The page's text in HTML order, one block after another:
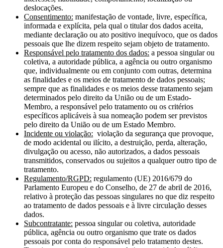
deslocações.
Consentimento: manifestação de vontade, livre, específica,
informada e explícita, pela qual o titular dos dados aceita,
mediante declaração ou ato positivo inequívoco, que os dados
pessoais que lhe dizem respeito sejam objeto de tratamento.
Responsável pelo tratamento dos dados: a pessoa singular ou
coletiva, a autoridade pública, a agência ou outro organismo
que, individualmente ou em conjunto com outras, determina
as finalidades e os meios de tratamento de dados pessoais;
sempre que as finalidades e os meios desse tratamento sejam
determinados pelo direito da União ou de um Estado-
Membro, a responsável pelo tratamento ou os critérios
específicos aplicáveis à sua nomeação podem ser previstos
pelo direito da União ou de um Estado Membro.
Incidente ou violação: violação da segurança que provoque,
de modo acidental ou ilícito, a destruição, perda, alteração,
divulgação ou acesso, não autorizados, a dados pessoais
transmitidos, conservados ou sujeitos a qualquer outro tipo de
tratamento.
Regulamento/RGPD: regulamento (UE) 2016/679 do
Parlamento Europeu e do Conselho, de 27 de abril de 2016,
relativo à proteção das pessoas singulares no que diz respeito
ao tratamento de dados pessoais e à livre circulação desses
dados.
Subcontratante: pessoa singular ou coletiva, autoridade
pública, agência ou outro organismo que trate os dados
pessoais por conta do responsável pelo tratamento destes.